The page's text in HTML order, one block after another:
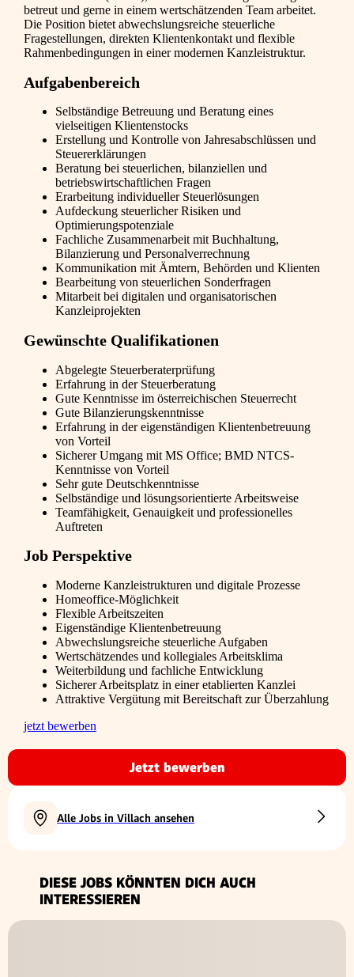
betreut und gerne in einem wertschätzenden Team arbeitet.
Die Position bietet abwechslungsreiche steuerliche
Fragestellungen, direkten Klientenkontakt und flexible
Rahmenbedingungen in einer modernen Kanzleistruktur.
Aufgabenbereich
Selbständige Betreuung und Beratung eines
vielseitigen Klientenstocks
Erstellung und Kontrolle von Jahresabschlüssen und
Steuererklärungen
Beratung bei steuerlichen, bilanziellen und
betriebswirtschaftlichen Fragen
Erarbeitung individueller Steuerlösungen
Aufdeckung steuerlicher Risiken und
Optimierungspotenziale
Fachliche Zusammenarbeit mit Buchhaltung,
Bilanzierung und Personalverrechnung
Kommunikation mit Ämtern, Behörden und Klienten
Bearbeitung von steuerlichen Sonderfragen
Mitarbeit bei digitalen und organisatorischen
Kanzleiprojekten
Gewünschte Qualifikationen
Abgelegte Steuerberaterprüfung
Erfahrung in der Steuerberatung
Gute Kenntnisse im österreichischen Steuerrecht
Gute Bilanzierungskenntnisse
Erfahrung in der eigenständigen Klientenbetreuung
von Vorteil
Sicherer Umgang mit MS Office; BMD NTCS-
Kenntnisse von Vorteil
Sehr gute Deutschkenntnisse
Selbständige und lösungsorientierte Arbeitsweise
Teamfähigkeit, Genauigkeit und professionelles
Auftreten
Job Perspektive
Moderne Kanzleistrukturen und digitale Prozesse
Homeoffice-Möglichkeit
Flexible Arbeitszeiten
Eigenständige Klientenbetreuung
Abwechslungsreiche steuerliche Aufgaben
Wertschätzendes und kollegiales Arbeitsklima
Weiterbildung und fachliche Entwicklung
Sicherer Arbeitsplatz in einer etablierten Kanzlei
Attraktive Vergütung mit Bereitschaft zur Überzahlung
jetzt bewerben
Jetzt bewerben
Alle Jobs in Villach ansehen
DIESE JOBS KÖNNTEN DICH AUCH
INTERESSIEREN